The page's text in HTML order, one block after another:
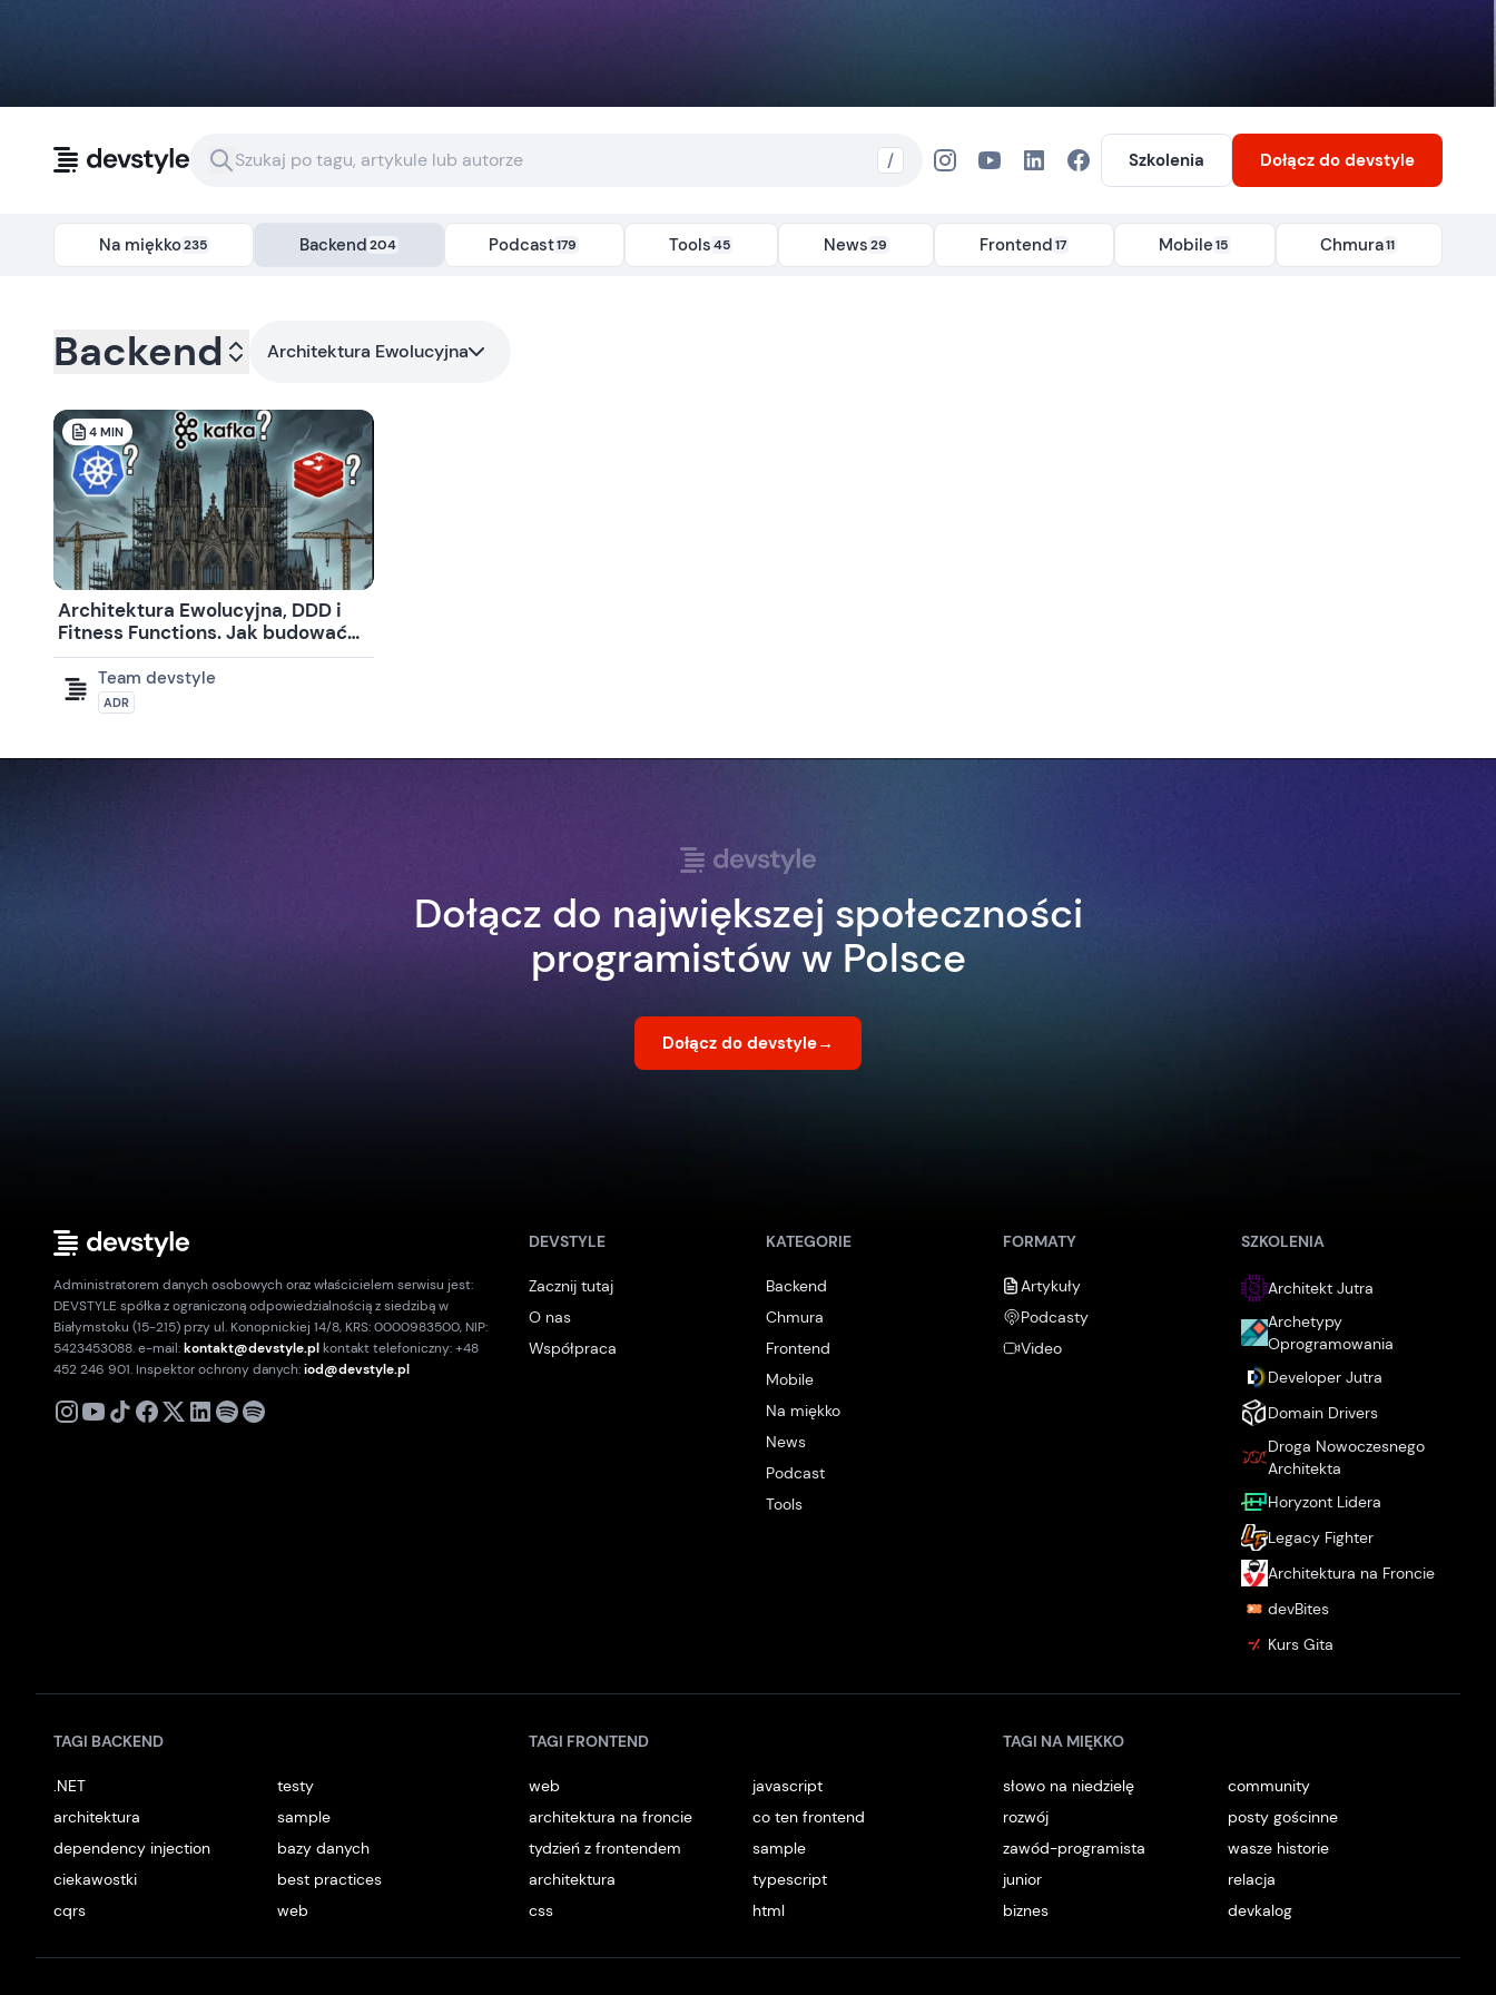
/ Szkolenia Dołącz do devstyle
Na miękko235 Backend204 Podcast179 Tools 45 News29 Frontend17 Mobile15 Chmura11
Kategoria: - Tag:
Backend Architektura Ewolucyjna
4 MIN
Architektura Ewolucyjna, DDD i
Fitness Functions. Jak budować
skalowalne systemy? (Q&A)
Team devstyle
ADR
Dołącz do największej społeczności
programistów w Polsce
Dołącz do devstyle→
Administratorem danych osobowych oraz właścicielem serwisu jest:
DEVSTYLE spółka z ograniczoną odpowiedzialnością z siedzibą w
Białymstoku (15-215) przy ul. Konopnickiej 14/8, KRS: 0000983500, NIP:
5423453088. e-mail:kontakt@devstyle.plkontakt telefoniczny: +48
452 246 901. Inspektor ochrony danych:iod@devstyle.pl
X
DEVSTYLE
Zacznij tutaj
O nas
Współpraca
KATEGORIE
Backend
Chmura
Frontend
Mobile
Na miękko
News
Podcast
Tools
FORMATY
Artykuły
Podcasty
Video
SZKOLENIA
Architekt Jutra
Archetypy
Oprogramowania
Developer Jutra
Domain Drivers
Droga Nowoczesnego
Architekta
Horyzont Lidera
Legacy Fighter
Architektura na Froncie
devBites
Kurs Gita
TAGI BACKEND
.NET
testy
architektura
sample
dependency injection
bazy danych
ciekawostki
best practices
cqrs
web
TAGI FRONTEND
web
javascript
architektura na froncie
co ten frontend
tydzień z frontendem
sample
architektura
typescript
css
html
TAGI NA MIĘKKO
słowo na niedzielę
community
rozwój
posty gościnne
zawód-programista
wasze historie
junior
relacja
biznes
devkalog